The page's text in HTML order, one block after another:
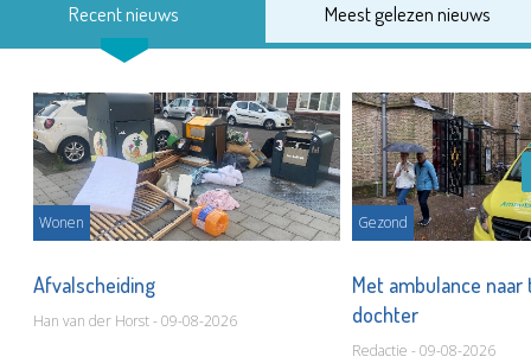
Recent nieuws Meest gelezen nieuws
Wonen
Afvalscheiding
Han van der Horst - 09-08-2026
Gezond
Met ambulance
dochter
Redactie - 09-08-2026